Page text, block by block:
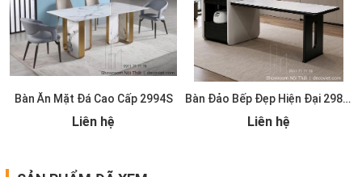
Bàn Ăn Mặt Đá Cao Cấp 2994S
Liên hệ
Bàn Đảo Bếp Đẹp Hiện Đại 2986S
Liên hệ